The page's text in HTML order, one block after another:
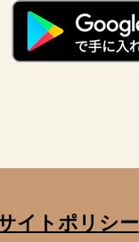
イトポリシー